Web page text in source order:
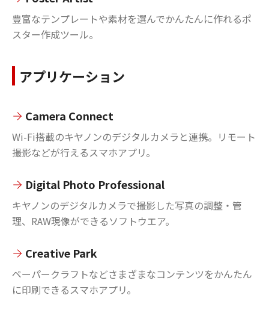
豊富なテンプレートや素材を選んでかんたんに作れるポ
スター作成ツール。
アプリケーション
Camera Connect
Wi-Fi搭載のキヤノンのデジタルカメラと連携。リモート
撮影などが行えるスマホアプリ。
Digital Photo Professional
キヤノンのデジタルカメラで撮影した写真の調整・管
理、RAW現像ができるソフトウエア。
Creative Park
ペーパークラフトなどさまざまなコンテンツをかんたん
に印刷できるスマホアプリ。